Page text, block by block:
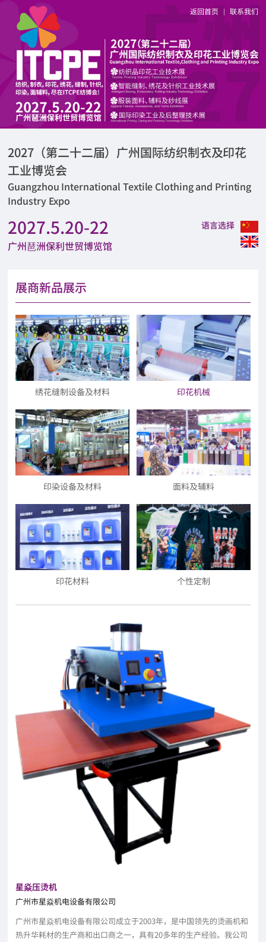
返回首页 | 联系我们
2027（第二十二届）广州国际纺织制衣及印花
工业博览会
Guangzhou International Textile Clothing and Printing
Industry Expo
2027.5.20-22
广州琶洲保利世贸博览馆
语言选择
展商新品展示
绣花缝制设备及材料 印花机械
印染设备及材料 面料及辅料
印花材料 个性定制
星焱压烫机
广州市星焱机电设备有限公司
广州市星焱机电设备有限公司成立于2003年，是中国领先的烫画机和
热升华耗材的生产商和出口商之一，具有20多年的生产经验。我公司